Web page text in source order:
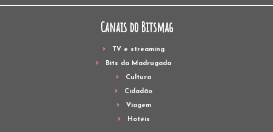
Canais do Bitsmag
TV e streaming
Bits da Madrugada
Cultura
Cidadão
Viagem
Hotéis